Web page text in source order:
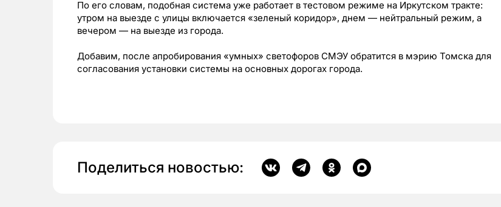
По его словам, подобная система уже работает в тестовом режиме на Иркутском тракте:
утром на выезде с улицы включается «зеленый коридор», днем — нейтральный режим, а
вечером — на выезде из города.
Добавим, после апробирования «умных» светофоров СМЭУ обратится в мэрию Томска для
согласования установки системы на основных дорогах города.
Поделиться новостью: